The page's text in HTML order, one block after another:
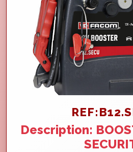
Description: